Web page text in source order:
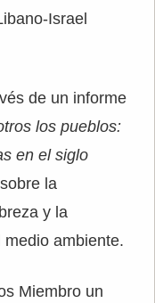
Israel
de un informe
los pueblos:
en el siglo
la
y la
ambiente.
Miembro un